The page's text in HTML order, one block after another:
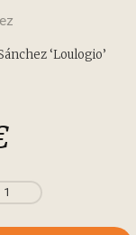
‘Loulogio’